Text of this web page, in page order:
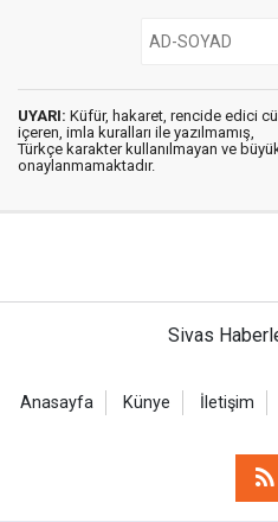
UYARI: Küfür, hakaret, rencide edici
içeren, imla kuralları ile yazılmamış,
Türkçe karakter kullanılmayan ve
onaylanmamaktadır.
Sivas
Anasayfa Künye İletişim